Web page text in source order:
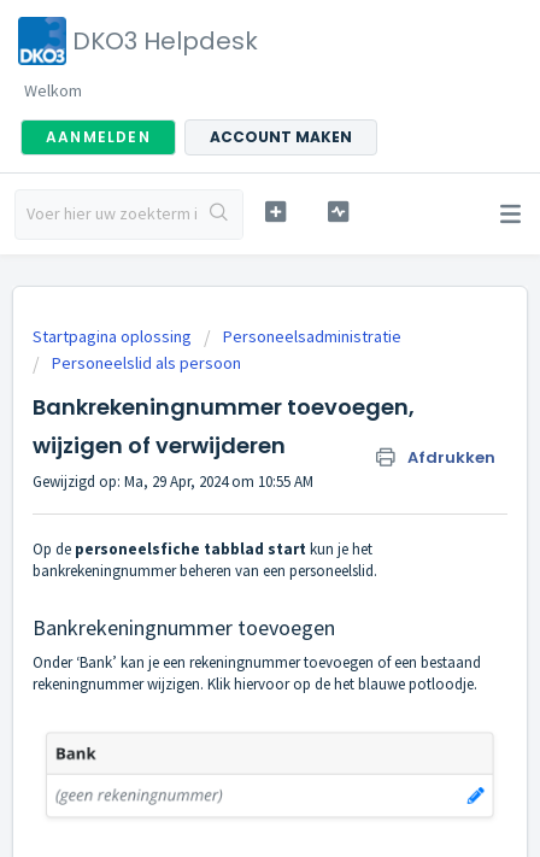
DKO3 Helpdesk
Welkom
AANMELDEN ACCOUNT MAKEN
Startpagina oplossing
Personeelsadministratie
Personeelslid als persoon
Bankrekeningnummer toevoegen,
wijzigen of verwijderen
Afdrukken
Gewijzigd op: Ma, 29 Apr, 2024 om 10:55 AM
Op de personeelsfiche tabblad startkun je het
bankrekeningnummer beheren van een personeelslid.
Bankrekeningnummer toevoegen
Onder ‘Bank’ kan je een rekeningnummer toevoegen of een bestaand
rekeningnummer wijzigen. Klik hiervoor op de het blauwe potloodje.